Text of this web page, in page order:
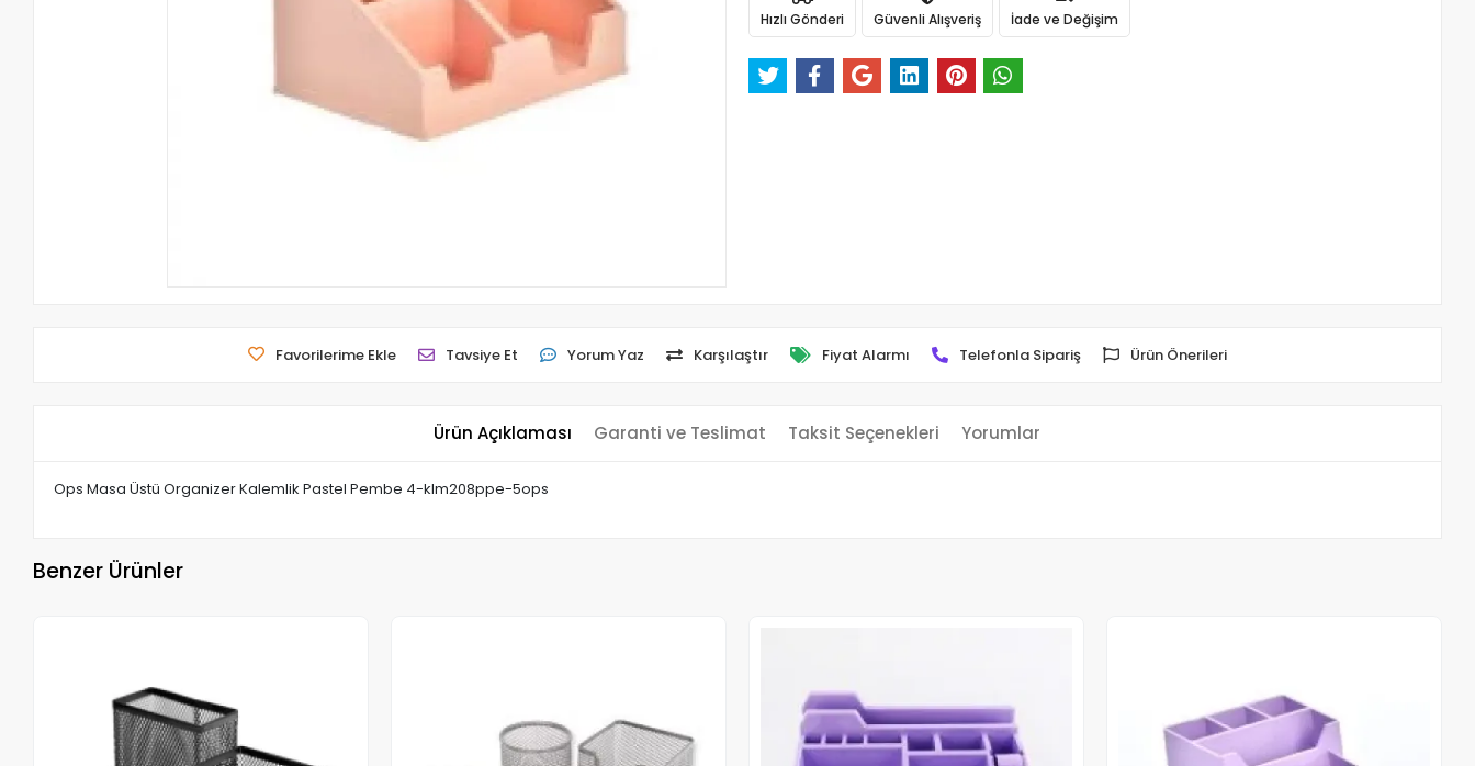
Hızlı Gönderi Güvenli Alışveriş İade ve Değişim
Favorilerime Ekle Tavsiye Et Yorum Yaz Karşılaştır Fiyat Alarmı Telefonla Sipariş Ürün Önerileri
Ürün Açıklaması Garanti ve Teslimat Taksit Seçenekleri Yorumlar
Ops Masa Üstü Organizer Kalemlik Pastel Pembe 4-klm208ppe-5ops
Benzer Ürünler